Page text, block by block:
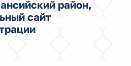
район,
сайт